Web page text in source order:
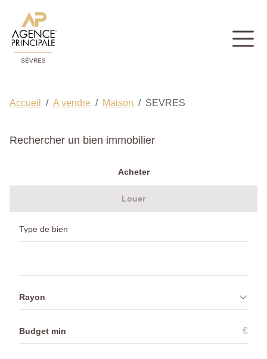
SÈVRES
Accueil A vendre Maison SEVRES
Rechercher un bien immobilier
Acheter
Louer
Rayon
€